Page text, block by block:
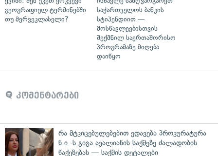
გეოგრაფიულ ტერმინებში
თუ მერვეკლასელი?
საქართველოს ბანკის
სტიპენდიით —
მოსწავლეებისთვის
შექმნილ საერთაშორისო
პროგრამაზე მიღება
დაიწყო
კომენტარები
რა მტკიცებულებებით ედავება პროკურატურა
ნ.ი.-ს გიგა ავალიანის საქმეზე ძალადობის
წაქეზებას — საქმის დეტალები